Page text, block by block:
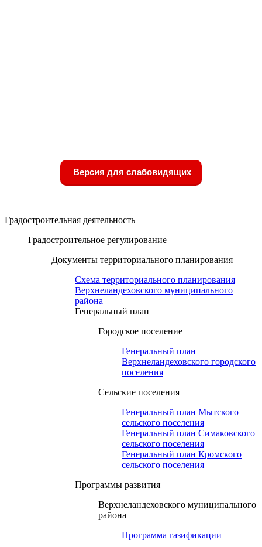
Версия для слабовидящих
Градостроительная деятельность
Градостроительное регулирование
Документы территориального планирования
Схема территориального планирования
Верхнеландеховского муниципального
района
Генеральный план
Городское поселение
Генеральный план
Верхнеландеховского городского
поселения
Сельские поселения
Генеральный план Мытского
сельского поселения
Генеральный план Симаковского
сельского поселения
Генеральный план Кромского
сельского поселения
Программы развития
Верхнеландеховского муниципального
района
Программа газификации